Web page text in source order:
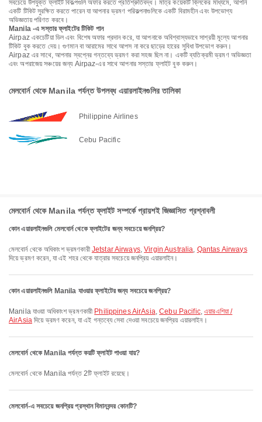
সবচেয়ে উপযুক্ত ফ্লাইট বিকল্পগুলি অফার করতে প্রতিশ্রুতিবদ্ধ। মাত্র কয়েকটি ক্লিকের মাধ্যমে, আপনি
একটি টিকিট সুরক্ষিত করতে পারেন যা আপনার ভ্রমণ পরিকল্পনাগুলিকে একটি বিরামহীন এবং উপভোগ্য
অভিজ্ঞতায় পরিণত করবে।
Manila -এ সস্তার ফ্লাইটের টিকিট পান
Airpaz একচেটিয়া ডিল এবং বিশেষ অফার প্রদান করে, যা আপনাকে অবিশ্বাস্যভাবে সাশ্রয়ী মূল্যে আপনার
টিকিট বুক করতে দেয়। গুণমান বা আরামের সাথে আপস না করে ছাড়ের হারের সুবিধা উপভোগ করুন।
Airpaz এর সাথে, আপনার স্বপ্নের গন্তব্যে ভ্রমণ করা সহজ ছিল না। একটি ব্যতিক্রমী ভ্রমণ অভিজ্ঞতা
এবং অপরাজেয় সঞ্চয়ের জন্য Airpaz-এর সাথে আপনার সস্তার ফ্লাইট বুক করুন।
মেলবোর্ন থেকে Manila পর্যন্ত উপলব্ধ এয়ারলাইনগুলির তালিকা
Philippine Airlines
Cebu Pacific
মেলবোর্ন থেকে Manila পর্যন্ত ফ্লাইট সম্পর্কে প্রায়শই জিজ্ঞাসিত প্রশ্নাবলী
কোন এয়ারলাইনগুলি মেলবোর্ন থেকে ফ্লাইটের জন্য সবচেয়ে জনপ্রিয়?
মেলবোর্ন থেকে অধিকাংশ ভ্রমণকারী Jetstar Airways,Virgin Australia, Qantas Airways
দিয়ে ভ্রমণ করেন, যা এই শহর থেকে যাত্রার সবচেয়ে জনপ্রিয় এয়ারলাইন।
কোন এয়ারলাইনগুলি Manila যাওয়ার ফ্লাইটের জন্য সবচেয়ে জনপ্রিয়?
Manila যাওয়া অধিকাংশ ভ্রমণকারী Philippines AirAsia,Cebu Pacific,এয়ারএশিয়া /
AirAsiaদিয়ে ভ্রমণ করেন, যা এই গন্তব্যে সেবা দেওয়া সবচেয়ে জনপ্রিয় এয়ারলাইন।
মেলবোর্ন থেকে Manila পর্যন্ত কয়টি ফ্লাইট পাওয়া যায়?
মেলবোর্ন থেকে Manila পর্যন্ত 2টি ফ্লাইট রয়েছে।
মেলবোর্ন-এ সবচেয়ে জনপ্রিয় প্রস্থান বিমানবন্দর কোনটি?